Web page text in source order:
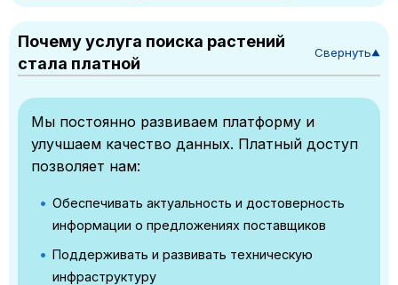
Почему услуга поиска растений
стала платной
Свернуть▼
Мы постоянно развиваем платформу и
улучшаем качество данных. Платный доступ
позволяет нам:
Обеспечивать актуальность и достоверность
информации о предложениях поставщиков
Поддерживать и развивать техническую
инфраструктуру